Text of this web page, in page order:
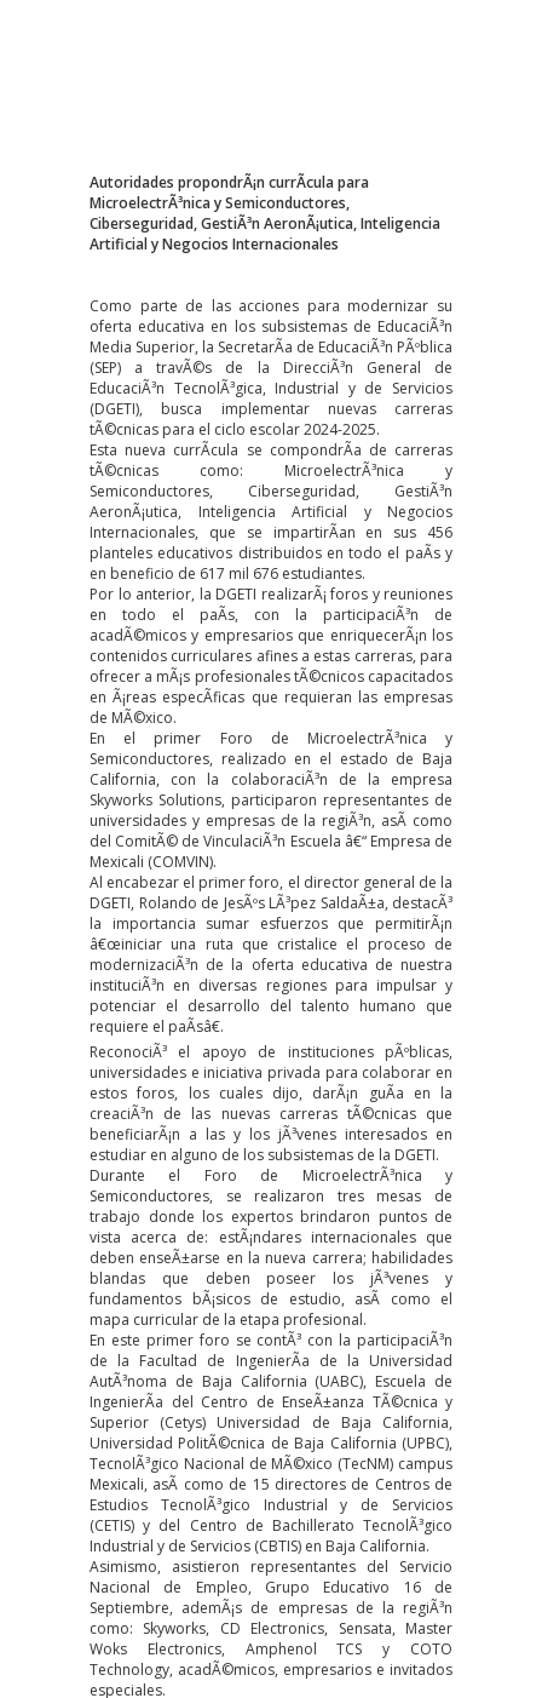
Autoridades propondrÃ¡n currÃ­cula para
MicroelectrÃ³nica y Semiconductores,
Ciberseguridad, GestiÃ³n AeronÃ¡utica, Inteligencia
Artificial y Negocios Internacionales
Como parte de las acciones para modernizar su
oferta educativa en los subsistemas de EducaciÃ³n
Media Superior, la SecretarÃ­a de EducaciÃ³n PÃºblica
(SEP) a travÃ©s de la DirecciÃ³n General de
EducaciÃ³n TecnolÃ³gica, Industrial y de Servicios
(DGETI), busca implementar nuevas carreras
tÃ©cnicas para el ciclo escolar 2024-2025.
Esta nueva currÃ­cula se compondrÃ­a de carreras
tÃ©cnicas como: MicroelectrÃ³nica y
Semiconductores, Ciberseguridad, GestiÃ³n
AeronÃ¡utica, Inteligencia Artificial y Negocios
Internacionales, que se impartirÃ­an en sus 456
planteles educativos distribuidos en todo el paÃ­s y
en beneficio de 617 mil 676 estudiantes.
Por lo anterior, la DGETI realizarÃ¡ foros y reuniones
en todo el paÃ­s, con la participaciÃ³n de
acadÃ©micos y empresarios que enriquecerÃ¡n los
contenidos curriculares afines a estas carreras, para
ofrecer a mÃ¡s profesionales tÃ©cnicos capacitados
en Ã¡reas especÃ­ficas que requieran las empresas
de MÃ©xico.
En el primer Foro de MicroelectrÃ³nica y
Semiconductores, realizado en el estado de Baja
California, con la colaboraciÃ³n de la empresa
Skyworks Solutions, participaron representantes de
universidades y empresas de la regiÃ³n, asÃ­ como
del ComitÃ© de VinculaciÃ³n Escuela â€“ Empresa de
Mexicali (COMVIN).
Al encabezar el primer foro, el director general de la
DGETI, Rolando de JesÃºs LÃ³pez SaldaÃ±a, destacÃ³
la importancia sumar esfuerzos que permitirÃ¡n
â€œiniciar una ruta que cristalice el proceso de
modernizaciÃ³n de la oferta educativa de nuestra
instituciÃ³n en diversas regiones para impulsar y
potenciar el desarrollo del talento humano que
requiere el paÃ­sâ€.
ReconociÃ³ el apoyo de instituciones pÃºblicas,
universidades e iniciativa privada para colaborar en
estos foros, los cuales dijo, darÃ¡n guÃ­a en la
creaciÃ³n de las nuevas carreras tÃ©cnicas que
beneficiarÃ¡n a las y los jÃ³venes interesados en
estudiar en alguno de los subsistemas de la DGETI.
Durante el Foro de MicroelectrÃ³nica y
Semiconductores, se realizaron tres mesas de
trabajo donde los expertos brindaron puntos de
vista acerca de: estÃ¡ndares internacionales que
deben enseÃ±arse en la nueva carrera; habilidades
blandas que deben poseer los jÃ³venes y
fundamentos bÃ¡sicos de estudio, asÃ­ como el
mapa curricular de la etapa profesional.
En este primer foro se contÃ³ con la participaciÃ³n
de la Facultad de IngenierÃ­a de la Universidad
AutÃ³noma de Baja California (UABC), Escuela de
IngenierÃ­a del Centro de EnseÃ±anza TÃ©cnica y
Superior (Cetys) Universidad de Baja California,
Universidad PolitÃ©cnica de Baja California (UPBC),
TecnolÃ³gico Nacional de MÃ©xico (TecNM) campus
Mexicali, asÃ­ como de 15 directores de Centros de
Estudios TecnolÃ³gico Industrial y de Servicios
(CETIS) y del Centro de Bachillerato TecnolÃ³gico
Industrial y de Servicios (CBTIS) en Baja California.
Asimismo, asistieron representantes del Servicio
Nacional de Empleo, Grupo Educativo 16 de
Septiembre, ademÃ¡s de empresas de la regiÃ³n
como: Skyworks, CD Electronics, Sensata, Master
Woks Electronics, Amphenol TCS y COTO
Technology, acadÃ©micos, empresarios e invitados
especiales.